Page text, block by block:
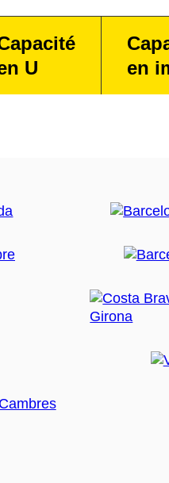
U
en